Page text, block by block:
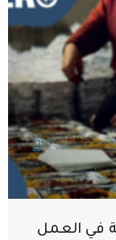
في العمل